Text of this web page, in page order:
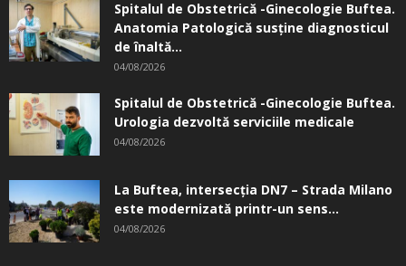
Spitalul de Obstetrică -Ginecologie Buftea.
Anatomia Patologică susţine diagnosticul
de înaltă...
04/08/2026
Spitalul de Obstetrică -Ginecologie Buftea.
Urologia dezvoltă serviciile medicale
04/08/2026
La Buftea, intersecţia DN7 – Strada Milano
este modernizată printr-un sens...
04/08/2026